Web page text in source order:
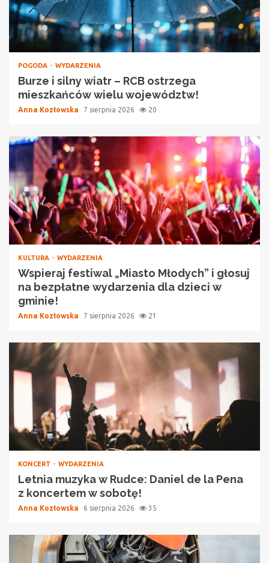
POGODA WYDARZENIA
Burze i silny wiatr – RCB ostrzega
mieszkańców wielu województw!
Anna Kozłowska 7 sierpnia 2026 20
KULTURA WYDARZENIA
Wspieraj festiwal „Miasto Młodych” i głosuj
na bezpłatne wydarzenia dla dzieci w
gminie!
Anna Kozłowska 7 sierpnia 2026 21
KONCERT WYDARZENIA
Letnia muzyka w Rudce: Daniel de la Pena
z koncertem w sobotę!
Anna Kozłowska 6 sierpnia 2026 35